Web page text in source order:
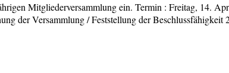
Mitgliederversammlung ein. Termin : Freitag, 14.
der Versammlung / Feststellung der